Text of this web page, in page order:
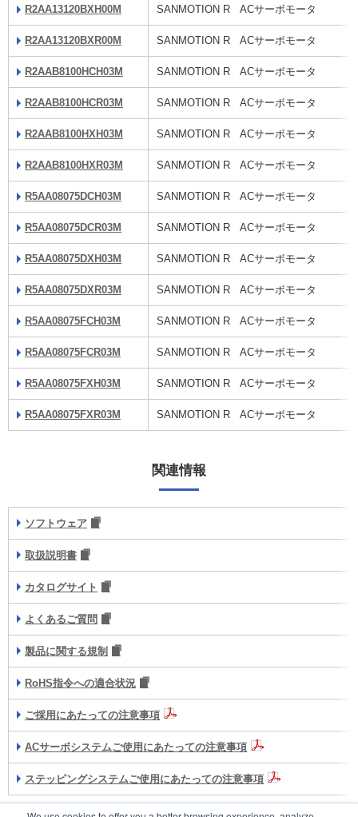
R2AA13120BXH00M SANMOTION R ACサーボモータ
R2AA13120BXR00M SANMOTION R ACサーボモータ
R2AAB8100HCH03M SANMOTION R ACサーボモータ
R2AAB8100HCR03M SANMOTION R ACサーボモータ
R2AAB8100HXH03M SANMOTION R ACサーボモータ
R2AAB8100HXR03M SANMOTION R ACサーボモータ
R5AA08075DCH03M SANMOTION R ACサーボモータ
R5AA08075DCR03M SANMOTION R ACサーボモータ
R5AA08075DXH03M SANMOTION R ACサーボモータ
R5AA08075DXR03M SANMOTION R ACサーボモータ
R5AA08075FCH03M SANMOTION R ACサーボモータ
R5AA08075FCR03M SANMOTION R ACサーボモータ
R5AA08075FXH03M SANMOTION R ACサーボモータ
R5AA08075FXR03M SANMOTION R ACサーボモータ
関連情報
ソフトウェア
取扱説明書
カタログサイト
よくあるご質問
製品に関する規制
RoHS指令への適合状況
ご採用にあたっての注意事項
ACサーボシステムご使用にあたっての注意事項
ステッピングシステムご使用にあたっての注意事項